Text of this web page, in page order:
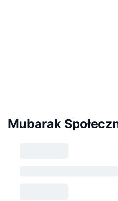
Mubarak